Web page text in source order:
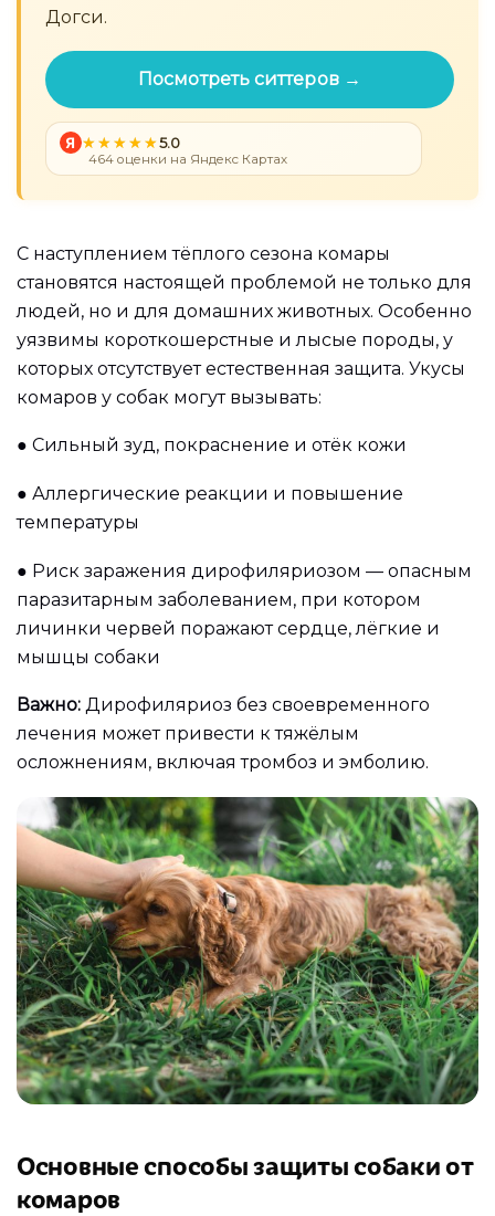
Догси.
Посмотреть ситтеров →
Я 5.0
464 оценки на Яндекс Картах
С наступлением тёплого сезона комары
становятся настоящей проблемой не только для
людей, но и для домашних животных. Особенно
уязвимы короткошерстные и лысые породы, у
которых отсутствует естественная защита. Укусы
комаров у собак могут вызывать:
● Сильный зуд, покраснение и отёк кожи
● Аллергические реакции и повышение
температуры
● Риск заражения дирофиляриозом — опасным
паразитарным заболеванием, при котором
личинки червей поражают сердце, лёгкие и
мышцы собаки
Важно: Дирофиляриоз без своевременного
лечения может привести к тяжёлым
осложнениям, включая тромбоз и эмболию.
Основные способы защиты собаки от
комаров